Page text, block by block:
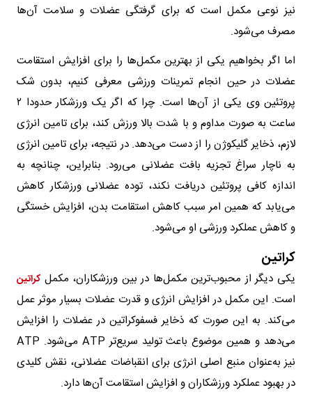
نیز نوعی مکمل است که برای گرفتگی عضلات و سلامت آن‌ها
مصرف می‌شود.
اما اگر بخواهیم یکی از بهترین مکمل‌ها را برای افزایش استقامت
عضلات در حین انجام تمرینات ورزشی معرفی کنیم، بدون شک
پروتئین وی یکی از آن‌ها است. چرا که اگر یک ورزشکار حدودا ۲
ساعت به صورت مداوم و با شدت بالا ورزش کند، برای تامین انرژی
لازم، ذخایر گلیکوژن را از دست می‌دهد. در نتیجه، برای تامین انرژی
به ناچار سراغ تجزیه بافت عضلانی می‌رود. بنابراین، چنانچه به
اندازه کافی پروتئین دریافت نکند، توده عضلانی ورزشکار کاهش
می‌یابد که همین امر سبب کاهش استقامت بدن، افزایش خستگی
و کاهش عملکرد ورزشی او می‌شود.
کراتین
یکی دیگر از محبوب‌ترین مکمل‌ها در بین ورزشکاران، مکمل کراتین
است‌. این مکمل در افزایش انرژی و قدرت عضلات بسیار موثر عمل
می‌کند. به این صورت که ذخایر فسفوکراتین در عضلات را افزایش
می‌دهد و همین موضوع باعث تولید سریع‌تر ATP می‌شود. ATP
نیز به‌عنوان منبع اصلی انرژی برای انقباضات عضلانی، نقش کلیدی
در بهبود عملکرد ورزشکاران و افزایش استقامت آن‌ها دارد.